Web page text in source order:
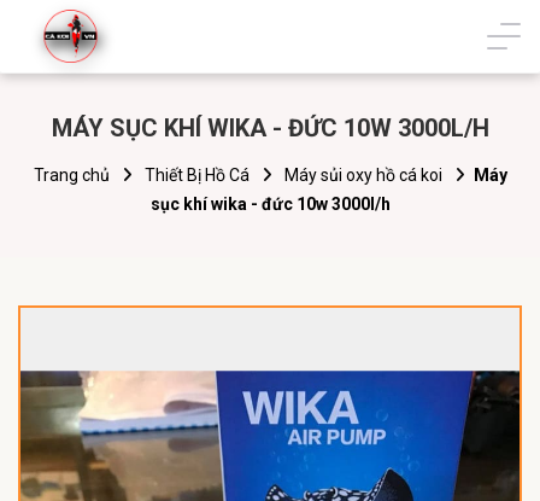
MÁY SỤC KHÍ WIKA - ĐỨC 10W 3000L/H
Trang chủ Thiết Bị Hồ Cá Máy sủi oxy hồ cá koi
Máy
sục khí wika - đức 10w 3000l/h